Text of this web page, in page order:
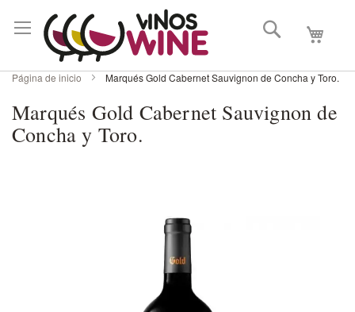
Mi
Buscar
Página de inicio Marqués Gold Cabernet Sauvignon de Concha y Toro.
Marqués Gold Cabernet Sauvignon de
Concha y Toro.